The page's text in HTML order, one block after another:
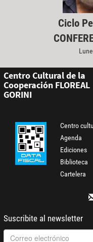
Ciclo
Centro Cultural de la
Cooperación FLOREAL
GORINI
Centro
Agenda
Ediciones
Biblioteca
Cartelera
Suscribite al newsletter